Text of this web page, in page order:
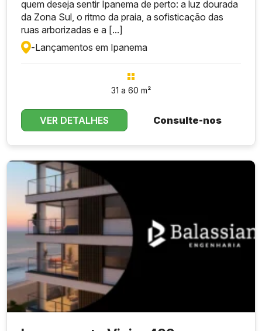
Infraestrutura Moderna:
Conectividade e Estacionamento:
quem deseja sentir Ipanema de perto: a luz dourada
da Zona Sul, o ritmo da praia, a sofisticação das
ruas arborizadas e a [...]
-Lançamentos em Ipanema
31 a 60 m²
VER DETALHES Consulte-nos